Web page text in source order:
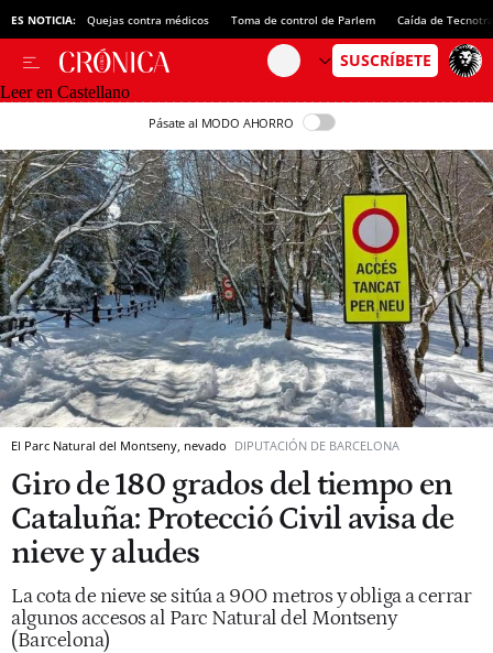
ES NOTICIA: Quejas contra médicos Toma de control de Parlem Caída de
Leer en Castellano
Pásate al MODO AHORRO
El Parc Natural del Montseny, nevado DIPUTACIÓN DE BARCELONA
Giro de 180 grados del tiempo en
Cataluña: Protecció Civil avisa de
nieve y aludes
La cota de nieve se sitúa a 900 metros y obliga a cerrar
algunos accesos al Parc Natural del Montseny
(Barcelona)